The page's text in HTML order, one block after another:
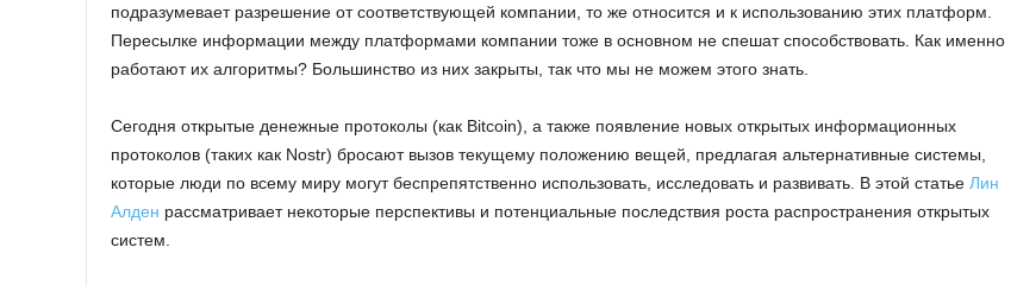
подразумевает разрешение от соответствующей компании, то же относится и к использованию этих платформ.
Пересылке информации между платформами компании тоже в основном не спешат способствовать. Как именно
работают их алгоритмы? Большинство из них закрыты, так что мы не можем этого знать.
Сегодня открытые денежные протоколы (как Bitcoin), а также появление новых открытых информационных
протоколов (таких как Nostr) бросают вызов текущему положению вещей, предлагая альтернативные системы,
которые люди по всему миру могут беспрепятственно использовать, исследовать и развивать. В этой статье Лин
Алден рассматривает некоторые перспективы и потенциальные последствия роста распространения открытых
систем.